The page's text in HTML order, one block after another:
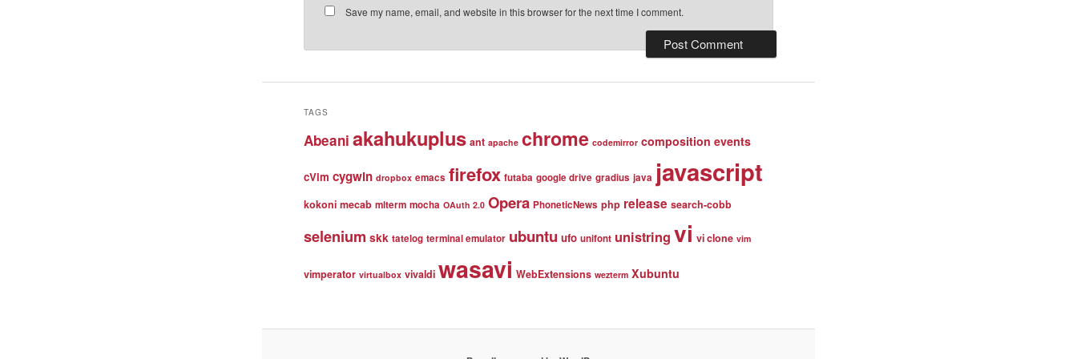
Save my name, email, and website in this browser for the next time I comment.
TAGS
Abeani akahukuplus ant apache chrome codemirror composition events
cVim cygwin dropbox emacs firefox futaba google drive gradius java javascript
kokoni mecab mlterm mocha OAuth 2.0 Opera PhoneticNews php release search-cobb
selenium skk tatelog terminal emulator ubuntu ufo unifont unistring vi vi clone vim
vimperator virtualbox vivaldi wasavi WebExtensions wezterm Xubuntu